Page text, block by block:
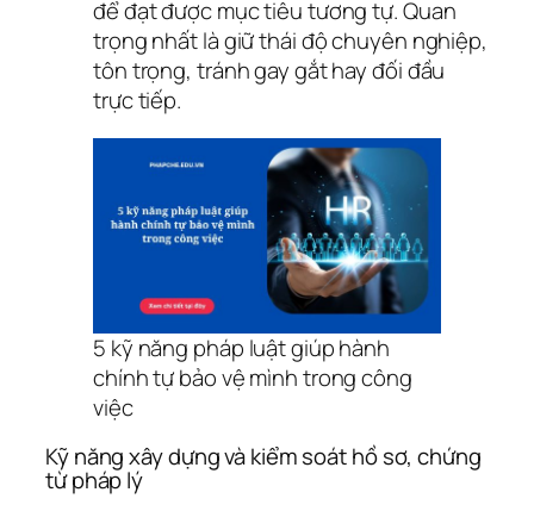
để đạt được mục tiêu tương tự. Quan
trọng nhất là giữ thái độ chuyên nghiệp,
tôn trọng, tránh gay gắt hay đối đầu
trực tiếp.
5 kỹ năng pháp luật giúp hành
chính tự bảo vệ mình trong công
việc
Kỹ năng xây dựng và kiểm soát hồ sơ, chứng
từ pháp lý